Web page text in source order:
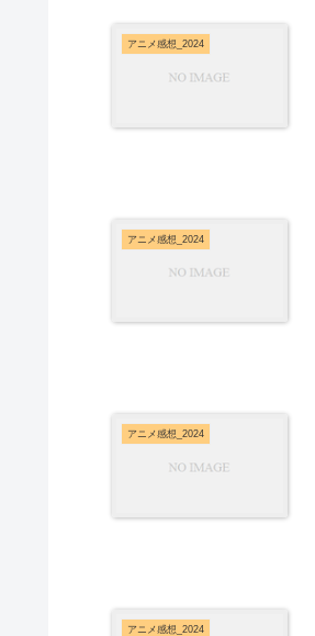
アニメ感想_2024
アニメ感想_2024
アニメ感想_2024
アニメ感想_2024